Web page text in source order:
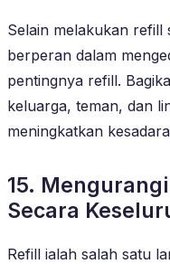
Selain melakukan refill
berperan dalam
pentingnya refill.
keluarga, teman, dan
meningkatkan
15.
Secara
Refill ialah salah satu